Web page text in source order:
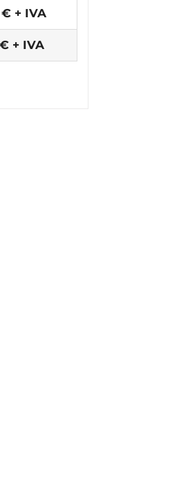
+ IVA
+ IVA